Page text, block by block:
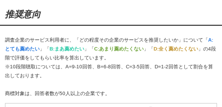
推奨意向
調査企業のサービス利用者に、「どの程度その企業のサービスを推奨したいか」について「A:
とても薦めたい 」「B:まあ薦めたい 」「C:あまり薦めたくない 」「D:全く薦めたくない 」の4段
階で評価をしてもらい比率を算出しています。
※10段階聴取については、A=9-10回答、B=6-8回答、C=3-5回答、D=1-2回答として割合を算
出しております。
商標対象は、回答者数が50人以上の企業です。